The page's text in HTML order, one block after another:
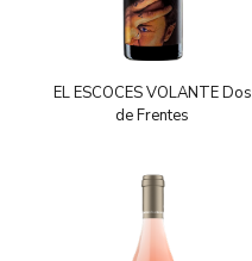
EL ESCOCES VOLANTE Dos
de Frentes